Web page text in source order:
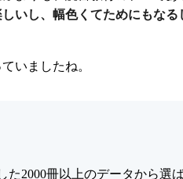
いし、幅色くてためにもなる
いましたね。
た2000冊以上のデータから選